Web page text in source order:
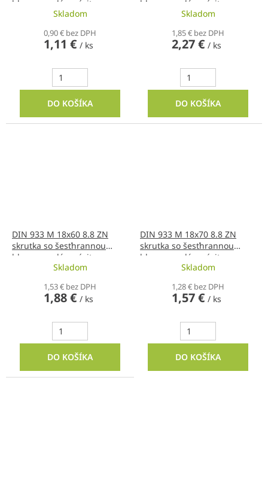
hlavou s celým závitom
Skladom
0,90 € bez DPH
1,11 € / ks
DO KOŠÍKA
hlavou s celým závitom
Skladom
1,85 € bez DPH
2,27 € / ks
DO KOŠÍKA
DIN 933 M 18x60 8.8 ZN
skrutka so šesťhrannou
hlavou s celým závitom
Skladom
1,53 € bez DPH
1,88 € / ks
DO KOŠÍKA
DIN 933 M 18x70 8.8 ZN
skrutka so šesťhrannou
hlavou s celým závitom
Skladom
1,28 € bez DPH
1,57 € / ks
DO KOŠÍKA